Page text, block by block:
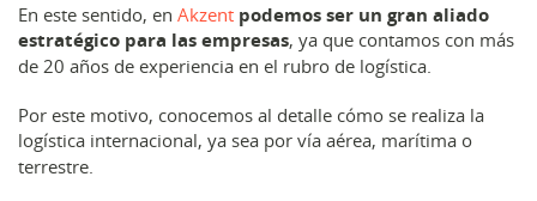
En este sentido, en Akzent podemos ser un gran aliado
estratégico para las empresas, ya que contamos con más
de 20 años de experiencia en el rubro de logística.
Por este motivo, conocemos al detalle cómo se realiza la
logística internacional, ya sea por vía aérea, marítima o
terrestre.